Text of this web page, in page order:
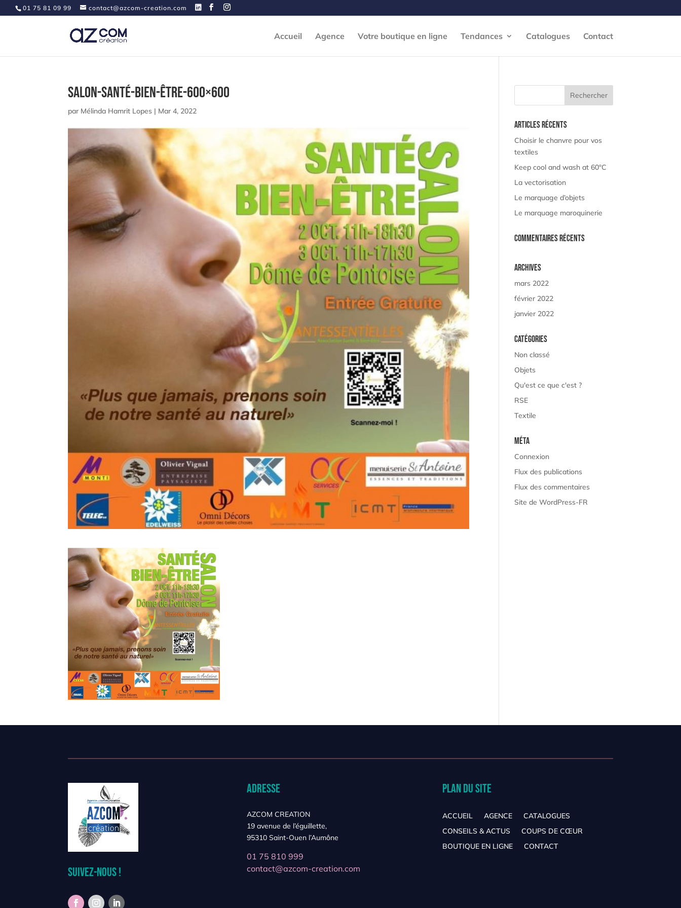
01 75 81 09 99 contact@azcom-creation.com
Accueil Agence Votre boutique en ligne Tendances Catalogues Contact
salon-santé-bien-être-600×600
par Mélinda Hamrit Lopes | Mar 4, 2022
Articles récents
Choisir le chanvre pour vos
textiles
Keep cool and wash at 60°C
La vectorisation
Le marquage d’objets
Le marquage maroquinerie
Commentaires récents
Archives
mars 2022
février 2022
janvier 2022
Catégories
Non classé
Objets
Qu'est ce que c'est ?
RSE
Textile
Méta
Connexion
Flux des publications
Flux des commentaires
Site de WordPress-FR
Suivez-nous !
Adresse
AZCOM CREATION
19 avenue de l’éguillette,
95310 Saint-Ouen l’Aumône
01 75 810 999
contact@azcom-creation.com
Plan du site
ACCUEIL AGENCE
CATALOGUES
CONSEILS & ACTUS
COUPS DE CŒUR
BOUTIQUE EN LIGNE
CONTACT